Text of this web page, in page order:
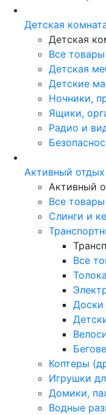
Детская
Детская
Все товары
Детская
Детские
Ночники,
Ящики,
Радио и
Активный отдых
Активный
Все товары
Слинги и
Все
Доски
Коптеры
Игрушки
Домики,
Водные